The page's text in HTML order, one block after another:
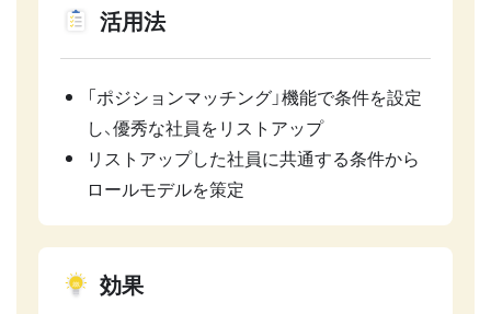
活用法
「ポジションマッチング」機能で条件を設定
し、優秀な社員をリストアップ
リストアップした社員に共通する条件から
ロールモデルを策定
効果